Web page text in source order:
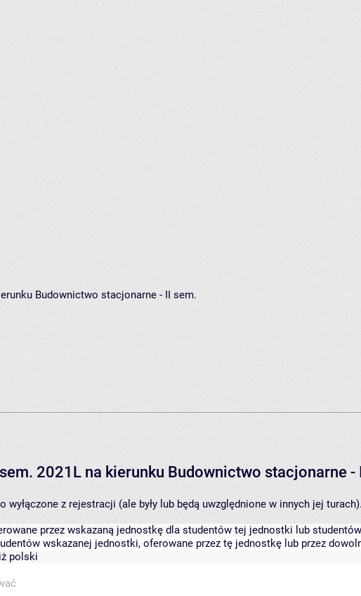
Budownictwo stacjonarne - II sem.
2021L na kierunku Budownictwo stacjonarne -
z rejestracji (ale były lub będą uwzględnione w innych jej
przez wskazaną jednostkę dla studentów tej jednostki lub
wskazanej jednostki, oferowane przez tę jednostkę lub przez
polski